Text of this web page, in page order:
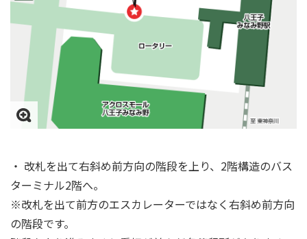
・ 改札を出て右斜め前方向の階段を上り、2階構造のバス
ターミナル2階へ。
※改札を出て前方のエスカレーターではなく右斜め前方向
の階段です。